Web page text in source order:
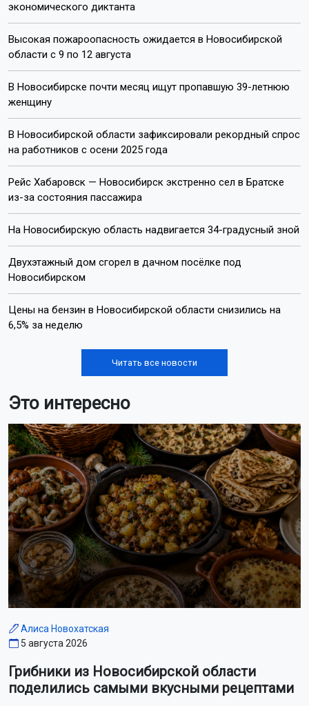
экономического диктанта
Высокая пожароопасность ожидается в Новосибирской
области с 9 по 12 августа
В Новосибирске почти месяц ищут пропавшую 39-летнюю
женщину
В Новосибирской области зафиксировали рекордный спрос
на работников с осени 2025 года
Рейс Хабаровск — Новосибирск экстренно сел в Братске
из-за состояния пассажира
На Новосибирскую область надвигается 34-градусный зной
Двухэтажный дом сгорел в дачном посёлке под
Новосибирском
Цены на бензин в Новосибирской области снизились на
6,5% за неделю
Читать все новости
Это интересно
Алиса Новохатская
5 августа 2026
Грибники из Новосибирской области
поделились самыми вкусными рецептами